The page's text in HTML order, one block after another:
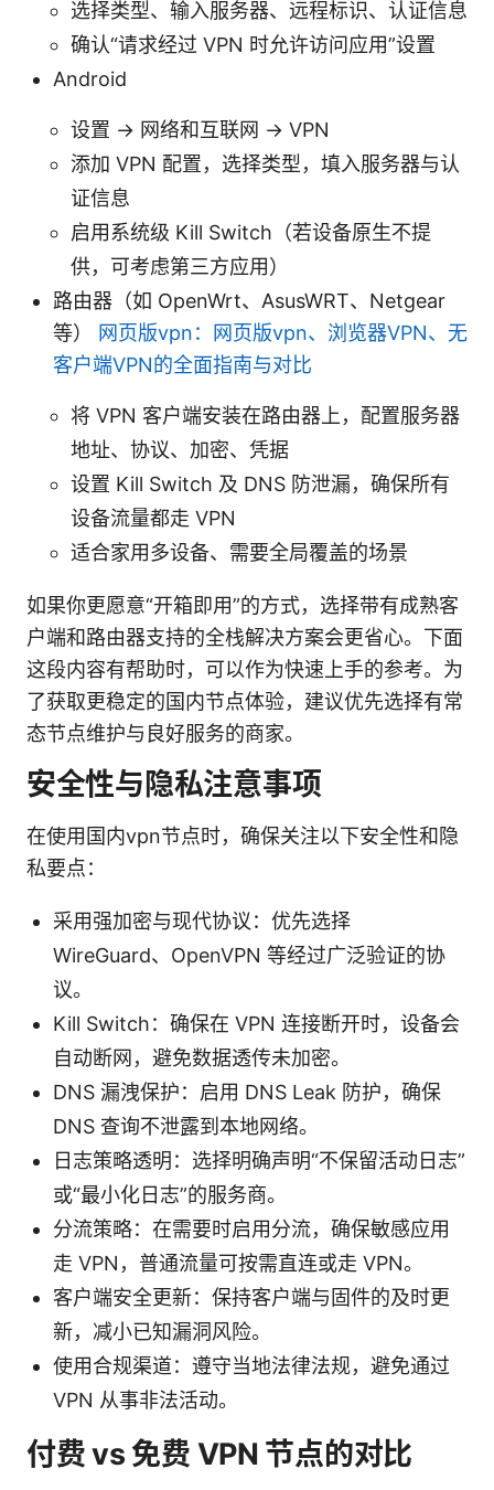
选择类型、输入服务器、远程标识、认证信息
确认“请求经过 VPN 时允许访问应用”设置
Android
设置 -> 网络和互联网 -> VPN
添加 VPN 配置，选择类型，填入服务器与认
证信息
启用系统级 Kill Switch（若设备原生不提
供，可考虑第三方应用）
路由器（如 OpenWrt、AsusWRT、Netgear
等） 网页版vpn：网页版vpn、浏览器VPN、无
客户端VPN的全面指南与对比
将 VPN 客户端安装在路由器上，配置服务器
地址、协议、加密、凭据
设置 Kill Switch 及 DNS 防泄漏，确保所有
设备流量都走 VPN
适合家用多设备、需要全局覆盖的场景
如果你更愿意“开箱即用”的方式，选择带有成熟客
户端和路由器支持的全栈解决方案会更省心。下面
这段内容有帮助时，可以作为快速上手的参考。为
了获取更稳定的国内节点体验，建议优先选择有常
态节点维护与良好服务的商家。
安全性与隐私注意事项
在使用国内vpn节点时，确保关注以下安全性和隐
私要点：
采用强加密与现代协议：优先选择
WireGuard、OpenVPN 等经过广泛验证的协
议。
Kill Switch：确保在 VPN 连接断开时，设备会
自动断网，避免数据透传未加密。
DNS 漏洩保护：启用 DNS Leak 防护，确保
DNS 查询不泄露到本地网络。
日志策略透明：选择明确声明“不保留活动日志”
或“最小化日志”的服务商。
分流策略：在需要时启用分流，确保敏感应用
走 VPN，普通流量可按需直连或走 VPN。
客户端安全更新：保持客户端与固件的及时更
新，减小已知漏洞风险。
使用合规渠道：遵守当地法律法规，避免通过
VPN 从事非法活动。
付费 vs 免费 VPN 节点的对比